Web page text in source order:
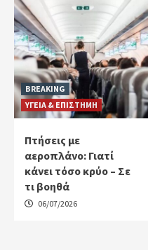
BREAKING
ΥΓΕΙΑ & ΕΠΙΣΤΗΜΗ
Πτήσεις με
αεροπλάνο: Γιατί
κάνει τόσο κρύο – Σε
τι βοηθά
06/07/2026